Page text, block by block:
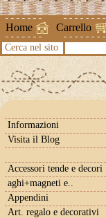
Home Carrello
Cerca nel sito
Informazioni
Visita il Blog
Accessori tende e decori
aghi+magneti e..
Appendini
Art. regalo e decorativi